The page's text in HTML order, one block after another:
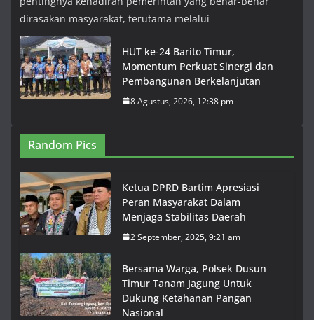
dirasakan masyarakat, terutama melalui
HUT ke-24 Barito Timur,
Momentum Perkuat Sinergi dan
Pembangunan Berkelanjutan
8 Agustus, 2026, 12:38 pm
Random Pics
Ketua DPRD Bartim Apresiasi
Peran Masyarakat Dalam
Menjaga Stabilitas Daerah
2 September, 2025, 9:21 am
Bersama Warga, Polsek Dusun
Timur Tanam Jagung Untuk
Dukung Ketahanan Pangan
Nasional